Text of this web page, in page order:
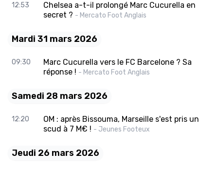
12:53
Chelsea a-t-il prolongé Marc Cucurella en
secret ? - Mercato Foot Anglais
Mardi 31 mars 2026
09:30
Marc Cucurella vers le FC Barcelone ? Sa
réponse ! - Mercato Foot Anglais
Samedi 28 mars 2026
12:20
OM : après Bissouma, Marseille s'est pris un
scud à 7 M€ ! - Jeunes Footeux
Jeudi 26 mars 2026